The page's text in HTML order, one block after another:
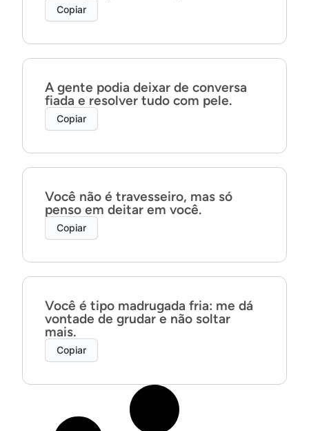
Copiar
A gente podia deixar de conversa
fiada e resolver tudo com pele.
Copiar
Você não é travesseiro, mas só
penso em deitar em você.
Copiar
Você é tipo madrugada fria: me dá
vontade de grudar e não soltar
mais.
Copiar